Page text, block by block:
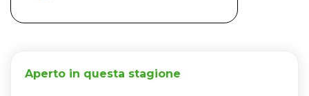
Aperto in questa stagione